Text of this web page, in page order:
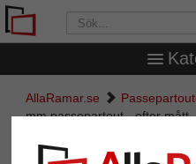
AllaRamar.se
mm passepartout - efter mått
1,4 mm